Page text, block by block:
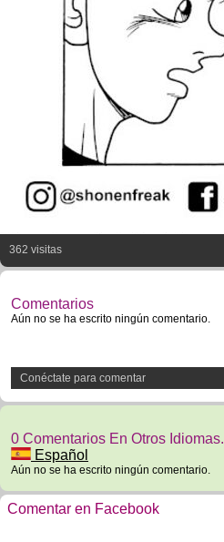
362 visitas
Comentarios
Aún no se ha escrito ningún comentario.
Conéctate para comentar
0 Comentarios En Otros Idiomas.
Español
Aún no se ha escrito ningún comentario.
Comentar en Facebook